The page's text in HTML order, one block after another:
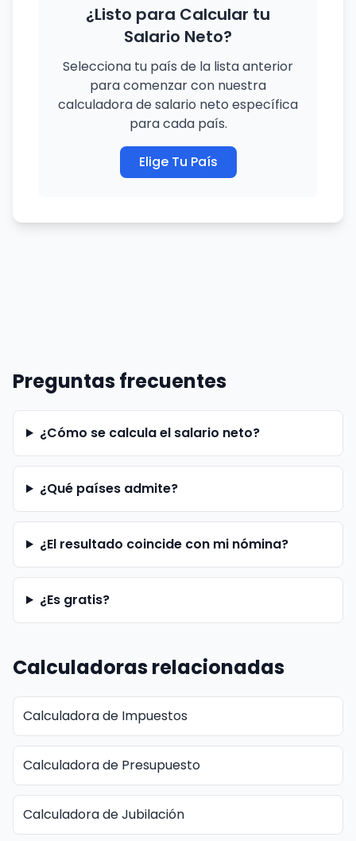
¿Listo para Calcular tu
Salario Neto?
Selecciona tu país de la lista anterior
para comenzar con nuestra
calculadora de salario neto específica
para cada país.
Elige Tu País
Preguntas frecuentes
¿Cómo se calcula el salario neto?
¿Qué países admite?
¿El resultado coincide con mi nómina?
¿Es gratis?
Calculadoras relacionadas
Calculadora de Impuestos
Calculadora de Presupuesto
Calculadora de Jubilación